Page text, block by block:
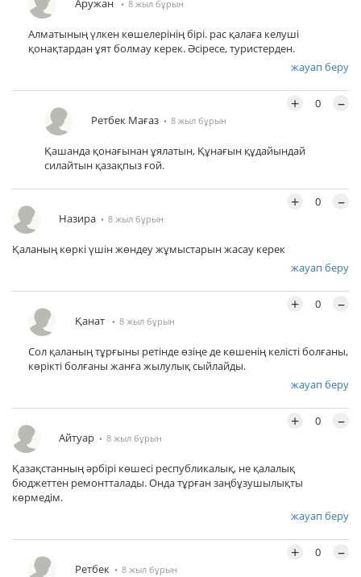
Аружан 8 жыл бұрын
Алматының үлкен көшелерінің бірі. рас қалаға келуші
қонақтардан ұят болмау керек. Әсіресе, туристерден.
жауап беру
Ретбек Мағаз 8 жыл бұрын
+ 0 –
Қашанда қонағынан ұялатын, Құнағын құдайындай
силайтын қазақпыз ғой.
Назира 8 жыл бұрын
+ 0 –
Қаланың көркі үшін жөндеу жұмыстарын жасау керек
жауап беру
Қанат 8 жыл бұрын
+ 0 –
Сол қаланың тұрғыны ретінде өзіңе де көшенің келісті болғаны,
көрікті болғаны жанға жылулық сыйлайды.
жауап беру
Айтуар 8 жыл бұрын
+ 0 –
Қазақстанның әрбірі көшесі республикалық, не қалалық
бюджеттен ремонтталады. Онда тұрған заңбұзушылықты
көрмедім.
жауап беру
Ретбек 8 жыл бұрын
+ 0 –